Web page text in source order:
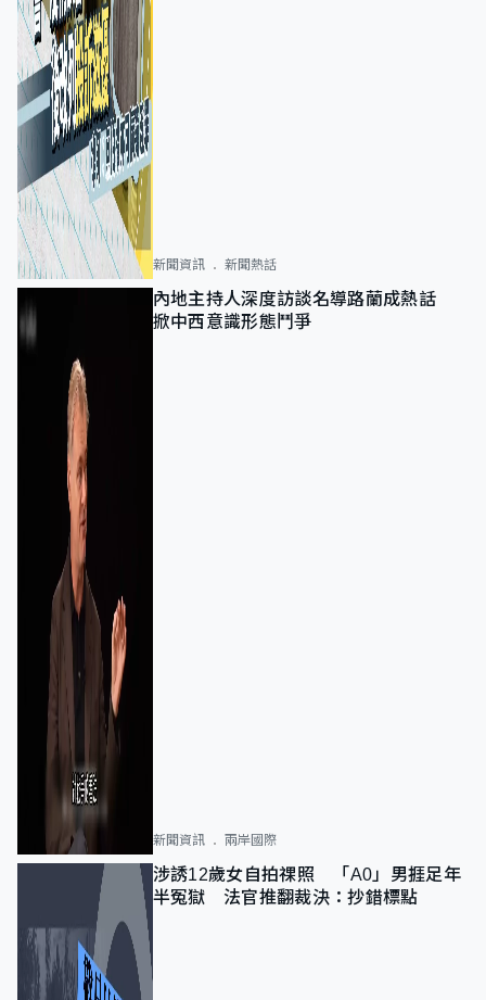
新聞資訊 新聞熱話
內地主持人深度訪談名導路蘭成熱話
掀中西意識形態鬥爭
新聞資訊 兩岸國際
涉誘12歲女自拍祼照 「A0」男捱足年
半冤獄 法官推翻裁決：抄錯標點